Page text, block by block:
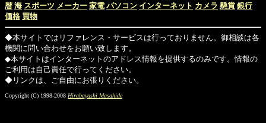
暦 海 スポーツ メーカー 家電 パソコン インターネット カメラ 懸賞 銀行
価格 買物
◆本サイトではリファレンス・サービスは行っておりません。御相談は各
機関に問い合わせをお願い致します。
◆本サイトはインターネットのアドレス情報を提供するのみです。情報の
ご利用は自己責任で行ってください。
◆リンクは、ご自由にお張りください。
Copyright (C) 1998-2008 Hirabayashi Masahide